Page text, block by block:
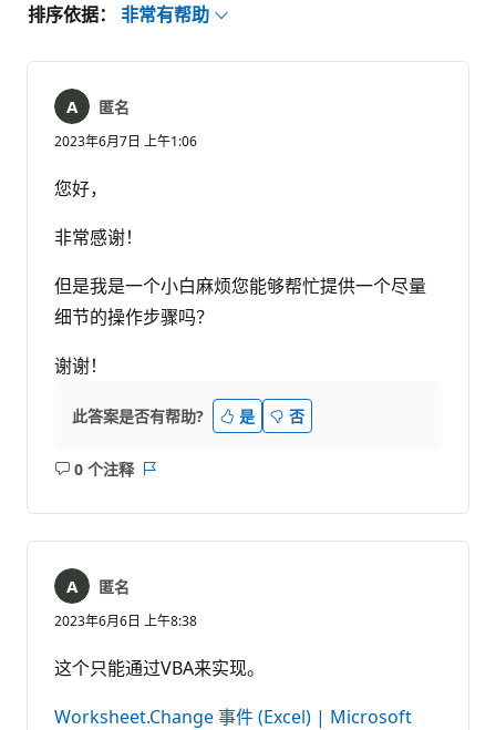
排序依据： 非常有帮助
匿名
2023年6月7日 上午1:06
您好，
非常感谢！
但是我是一个小白麻烦您能够帮忙提供一个尽量
细节的操作步骤吗？
谢谢！
此答案是否有帮助? 是 否
0 个注释
无
匿名
2023年6月6日 上午8:38
这个只能通过VBA来实现。
Worksheet.Change 事件 (Excel) | Microsoft